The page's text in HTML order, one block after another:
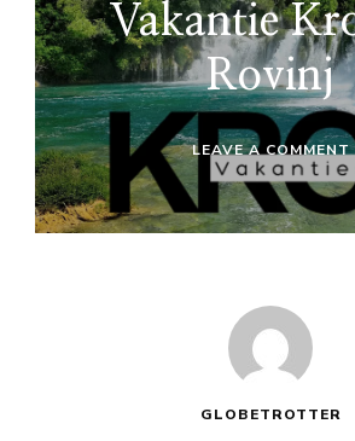
Vakantie
Rovinj
LEAVE A COMMENT
GLOBETROTTER